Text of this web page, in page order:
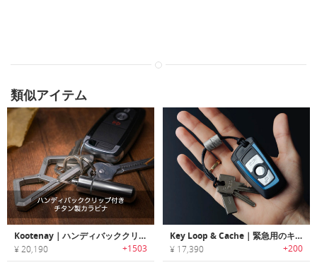
類似アイテム
Kootenay｜ハンディバッククリップ付きチタン製カラビナ
¥ 20,190 +1503
Key Loop & Cache｜緊急用のキャッシュを持ち運べるキーチェーン「キーループ＆キャッシュ」
¥ 17,390 +200